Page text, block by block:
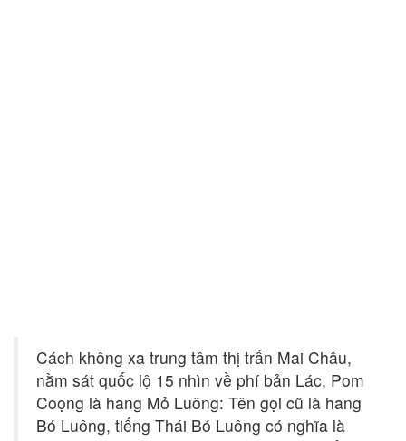
Cách không xa trung tâm thị trấn Mai Châu,
nằm sát quốc lộ 15 nhìn về phí bản Lác, Pom
Coọng là hang Mỏ Luông: Tên gọi cũ là hang
Bó Luông, tiếng Thái Bó Luông có nghĩa là